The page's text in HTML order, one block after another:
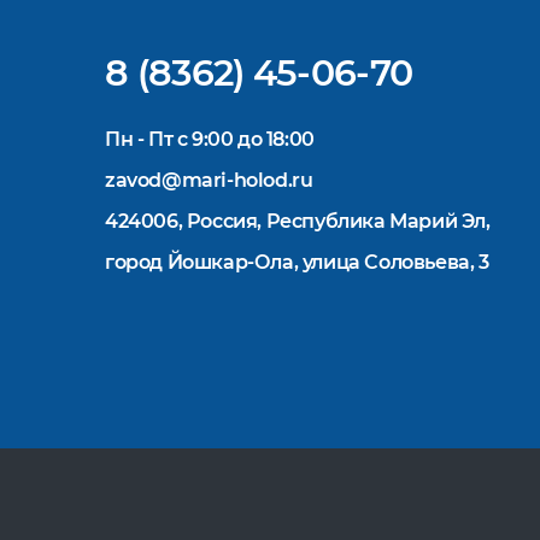
8 (8362) 45-06-70
Пн - Пт с 9:00 до 18:00
zavod@mari-holod.ru
424006, Россия, Республика Марий Эл,
город Йошкар-Ола, улица Соловьева, 3